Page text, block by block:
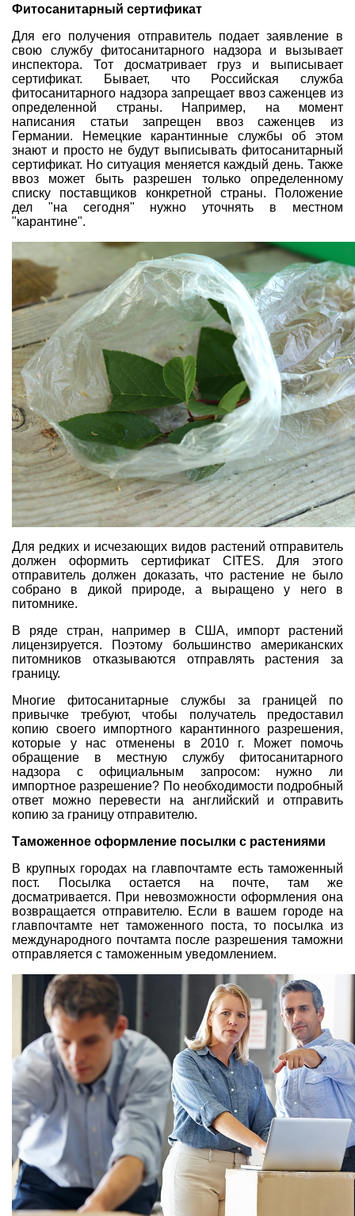
Фитосанитарный сертификат
Для его получения отправитель подает заявление в
свою службу фитосанитарного надзора и вызывает
инспектора. Тот досматривает груз и выписывает
сертификат. Бывает, что Российская служба
фитосанитарного надзора запрещает ввозсаженцев из
определенной страны. Например, на момент
написания статьи запрещен ввоз саженцев из
Германии. Немецкие карантинные службы об этом
знают и просто не будут выписывать фитосанитарный
сертификат. Но ситуация меняется каждый день. Также
ввоз может быть разрешен только определенному
списку поставщиков конкретной страны. Положение
дел "на сегодня" нужно уточнять в местном
"карантине".
Для редких и исчезающих видов растений отправитель
должен оформить сертификат CITES. Для этого
отправитель должен доказать, что растение не было
собрано в дикой природе, а выращено у него в
питомнике.
В ряде стран, например в США, импорт растений
лицензируется. Поэтому большинство американских
питомников отказываются отправлять растения за
границу.
Многие фитосанитарные службы за границей по
привычке требуют, чтобы получатель предоставил
копию своего импортного карантинного разрешения,
которые у нас отменены в 2010 г. Может помочь
обращение в местную службу фитосанитарного
надзора с официальным запросом: нужно ли
импортное разрешение? По необходимости подробный
ответ можно перевести на английский и отправить
копию за границу отправителю.
Таможенное оформление посылки с растениями
В крупных городах на главпочтамте есть таможенный
пост. Посылка остается на почте, там же
досматривается. При невозможности оформления она
возвращается отправителю. Если в вашем городе на
главпочтамте нет таможенного поста, то посылка из
международного почтамта после разрешения таможни
отправляется с таможенным уведомлением.